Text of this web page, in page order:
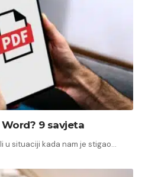
9 savjeta
u situaciji kada nam je stigao…